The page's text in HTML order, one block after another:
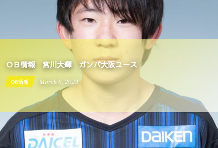
ＯＢ情報 宮川大輝 ガンバ大阪ユース
OB情報 March 6 2023